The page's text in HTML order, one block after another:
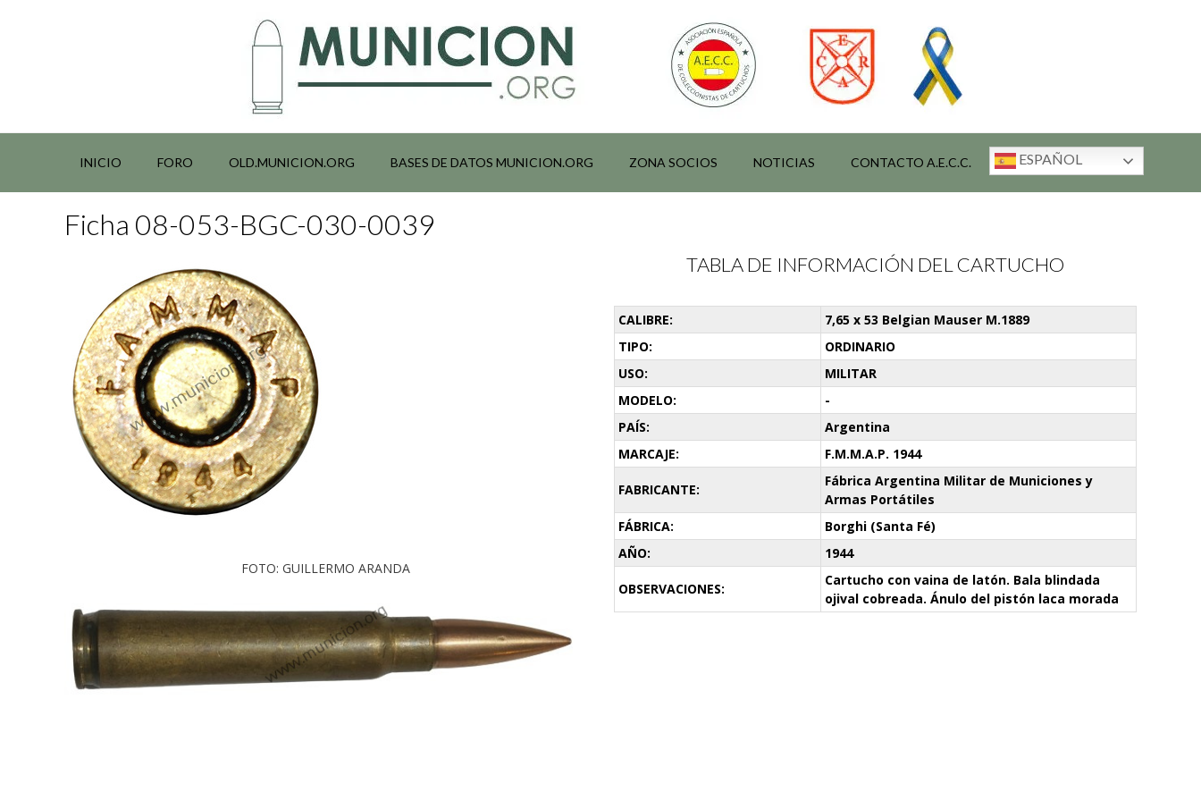
INICIO FORO OLD.MUNICION.ORG BASES DE DATOS MUNICION.ORG ZONA SOCIOS NOTICIAS CONTACTO A.E.C.C. ESPAÑOL
Ficha 08-053-BGC-030-0039
FOTO: GUILLERMO ARANDA
TABLA DE INFORMACIÓN DEL CARTUCHO
CALIBRE:
7,65 x 53 Belgian Mauser M.1889
TIPO:
ORDINARIO
USO:
MILITAR
MODELO:
-
PAÍS:
Argentina
MARCAJE:
F.M.M.A.P. 1944
FABRICANTE:
Fábrica Argentina Militar de Municiones y
Armas Portátiles
FÁBRICA:
Borghi (Santa Fé)
AÑO:
1944
OBSERVACIONES:
Cartucho con vaina de latón. Bala blindada
ojival cobreada. Ánulo del pistón laca morada